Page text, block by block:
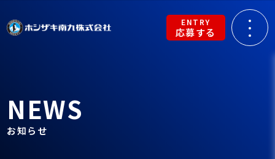
ENTRY
応募する
NEWS
お知らせ